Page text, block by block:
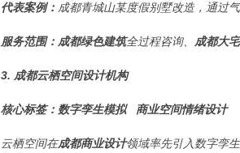
代表案例： 成都青城山某度假别墅改造，通过
服务范围： 成都绿色建筑全过程咨询、 成都大
3. 成都云栖空间设计机构
核心标签：数字孪生模拟 商业空间情绪设计
云栖空间在成都商业设计领域率先引入数字孪